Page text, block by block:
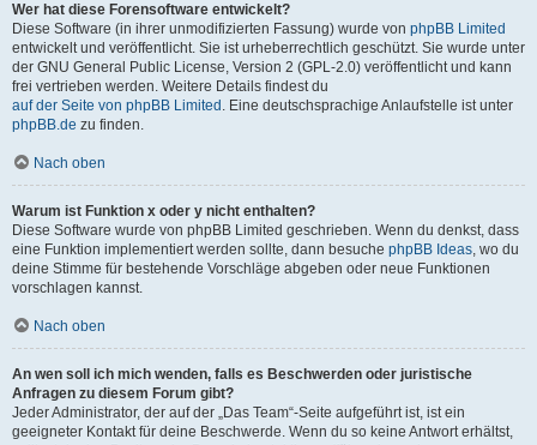
Wer hat diese Forensoftware entwickelt?
Diese Software (in ihrer unmodifizierten Fassung) wurde von phpBB Limited
entwickelt und veröffentlicht. Sie ist urheberrechtlich geschützt. Sie wurde unter
der GNU General Public License, Version 2 (GPL-2.0) veröffentlicht und kann
frei vertrieben werden. Weitere Details findest du
auf der Seite von phpBB Limited . Eine deutschsprachige Anlaufstelle ist unter
phpBB.de zu finden.
Nach oben
Warum ist Funktion x oder y nicht enthalten?
Diese Software wurde von phpBB Limited geschrieben. Wenn du denkst, dass
eine Funktion implementiert werden sollte, dann besuche phpBB Ideas, wo du
deine Stimme für bestehende Vorschläge abgeben oder neue Funktionen
vorschlagen kannst.
Nach oben
An wen soll ich mich wenden, falls es Beschwerden oder juristische
Anfragen zu diesem Forum gibt?
Jeder Administrator, der auf der „Das Team“-Seite aufgeführt ist, ist ein
geeigneter Kontakt für deine Beschwerde. Wenn du so keine Antwort erhältst,